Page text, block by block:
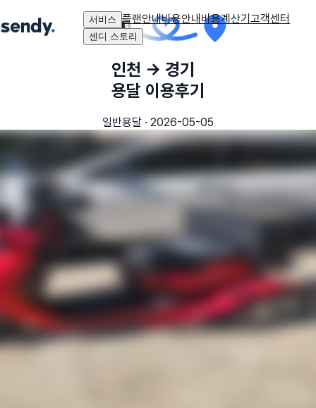
서비스 플랜안내비용안내비용계산기고객센터
센디 스토리
인천 → 경기
용달 이용후기
일반용달 · 2026-05-05